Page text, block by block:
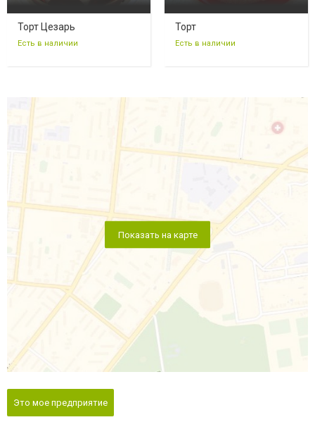
Торт Цезарь
Есть в наличии
Торт
Есть в наличии
Показать на карте
Это мое предприятие